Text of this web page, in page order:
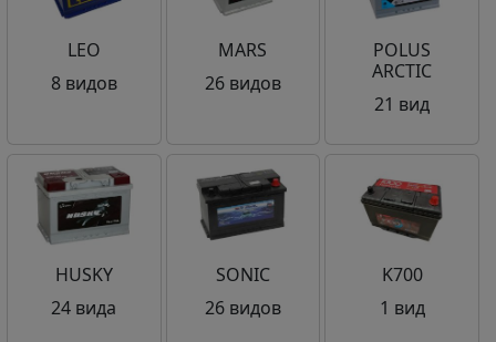
LEO
8 видов
MARS
26 видов
POLUS
ARCTIC
21 вид
HUSKY
24 вида
SONIC
26 видов
K700
1 вид